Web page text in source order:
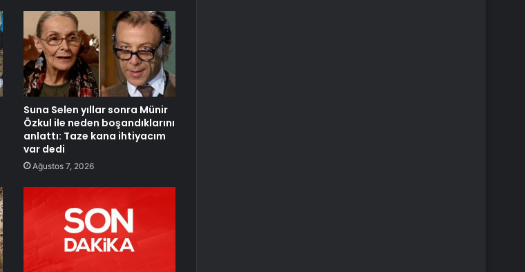
Suna Selen yıllar sonra Münir
Özkul ile neden boşandıklarını
anlattı: Taze kana ihtiyacım
var dedi
Ağustos 7, 2026